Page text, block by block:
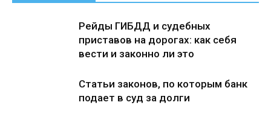
Рейды ГИБДД и судебных
приставов на дорогах: как себя
вести и законно ли это
Статьи законов, по которым банк
подает в суд за долги